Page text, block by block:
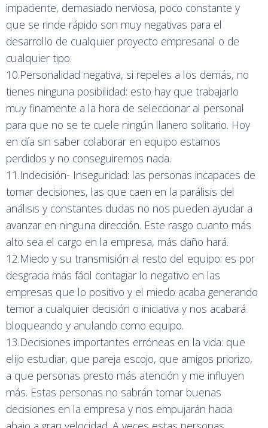
impaciente, demasiado nerviosa, poco constante y
que se rinde rápido son muy negativas para el
desarrollo de cualquier proyecto empresarial o de
cualquier tipo.
10.Personalidad negativa, si repeles a los demás, no
tienes ninguna posibilidad: esto hay que trabajarlo
muy finamente a la hora de seleccionar al personal
para que no se te cuele ningún llanero solitario. Hoy
en día sin saber colaborar en equipo estamos
perdidos y no conseguiremos nada.
11.Indecisión- Inseguridad: las personas incapaces de
tomar decisiones, las que caen en la parálisis del
análisis y constantes dudas no nos pueden ayudar a
avanzar en ninguna dirección. Este rasgo cuanto más
alto sea el cargo en la empresa, más daño hará.
12.Miedo y su transmisión al resto del equipo: es por
desgracia más fácil contagiar lo negativo en las
empresas que lo positivo y el miedo acaba generando
temor a cualquier decisión o iniciativa y nos acabará
bloqueando y anulando como equipo.
13.Decisiones importantes erróneas en la vida: que
elijo estudiar, que pareja escojo, que amigos priorizo,
a que personas presto más atención y me influyen
más. Estas personas no sabrán tomar buenas
decisiones en la empresa y nos empujarán hacia